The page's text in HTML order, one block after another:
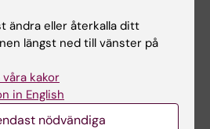
ändra eller återkalla ditt
längst ned till vänster på
kakor
in English
nödvändiga